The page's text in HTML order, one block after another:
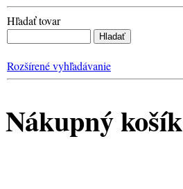
Hľadať tovar
Rozšírené vyhľadávanie
Nákupný košík